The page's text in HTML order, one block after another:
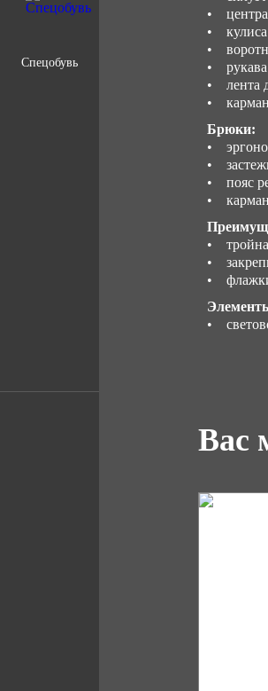
Спецобувь
•
• кулиса
•
• рукава
• лента
•
Брюки:
•
•
• пояс
•
•
•
• флажки
•
Вас